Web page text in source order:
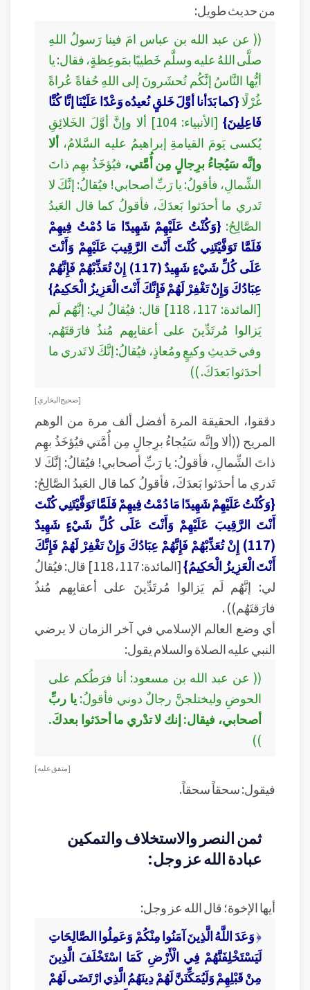
من حديث طويل:
(( عن عبد الله بن عباس امَ فينا رَسولُ اللهِ
صلَّى اللهُ عليه وسلَّم خَطيبًا بمَوعِظةٍ، فقال: يا
أيُّها النَّاسُ إنَّكُم تُحشَرونَ إلى اللهِ حُفاةً عُراةً
غُرْلًا{كما بَدَأنا أوَّلَ خَلقٍ نُعيدُه وَعْدًا عَلَيْنَا إنَّا كُنَّا
فَاعِلِينَ}
[الأنبياء: 104] ألا وإنَّ أوَّلَ الخَلائِقِ
يُكسى يَومَ القيامةِ إبراهيمُ عليه السَّلامُ، ألا
وإنَّه سَيُجاءُ برِجالٍ مِن أُمَّتي، فيُؤخَذُ بهِم ذاتَ
الشِّمالِ، فأقولُ: يا رَبِّ أصحابي! فيُقالُ: إنَّكَ لا
تَدري ما أحدَثوا بَعدَكَ، فأقولُ كما قال العَبدُ
الصَّالِحُ: {وَكُنْتُ عَلَيْهِمْ شَهِيدًا مَا دُمْتُ فِيهِمْ
فَلَمَّا تَوَفَّيْتَنِي كُنْتَ أَنْتَ الرَّقِيبَ عَلَيْهِمْ وَأَنْتَ
عَلَى كُلِّ شَيْءٍ شَهِيدٌ (117) إِنْ تُعَذِّبْهُمْ فَإِنَّهُمْ
عِبَادُكَ وَإِنْ تَغْفِرْ لَهُمْ فَإِنَّكَ أَنْتَ الْعَزِيزُ الْحَكِيمُ}
[المائدة: 117، 118] قال: فيُقالُ لي: إنَّهُم لَم
يَزالوا مُرتَدِّينَ على أعقابِهم مُنذُ فارَقتَهُم.
وفي حَديثِ وكيعٍ ومُعاذٍ، فيُقالُ: إنَّكَ لا تَدري ما
أحدَثوا بَعدَكَ. ))
[ صحيح البخاري ]
دققوا، الحقيقة المرة أفضل ألف مرة من الوهم
المريح ((ألا وإنَّه سَيُجاءُ برِجالٍ مِن أُمَّتي فيُؤخَذُ بهِم
ذاتَ الشِّمالِ، فأقولُ: يا رَبِّ أصحابي! فيُقالُ: إنَّكَ لا
تَدري ما أحدَثوا بَعدَكَ، فأقولُ كما قال العَبدُ الصَّالِحُ:
{وَكُنْتُ عَلَيْهِمْ شَهِيدًا مَا دُمْتُ فِيهِمْ فَلَمَّا تَوَفَّيْتَنِي كُنْتَ
أَنْتَ الرَّقِيبَ عَلَيْهِمْ وَأَنْتَ عَلَى كُلِّ شَيْءٍ شَهِيدٌ
(117) إِنْ تُعَذِّبْهُمْ فَإِنَّهُمْ عِبَادُكَ وَإِنْ تَغْفِرْ لَهُمْ فَإِنَّكَ
أَنْتَ الْعَزِيزُ الْحَكِيمُ}
[المائدة: 117، 118] قال: فيُقالُ
لي: إنَّهُم لَم يَزالوا مُرتَدِّينَ على أعقابِهم مُنذُ
فارَقتَهُم)) .
أي وضع العالم الإسلامي في آخر الزمان لا يرضي
النبي عليه الصلاة والسلام يقول:
(( عن عبد الله بن مسعود: أنا فرَطُكم على
الحوضِ وليختلجنَّ رجالٌ دوني فأقولُ:يا ربِّ
أصحابي، فيقال: إنك لا تدْري ما أحدَثوا بعدكَ.
))
[ متفق عليه ]
فيقول: سحقاً سحقاً.
ثمن النصر والاستخلاف والتمكين
عبادة الله عز وجل:
أيها الإخوة؛ قال الله عز وجل:
﴿وَعَدَ اللَّهُ الَّذِينَ آمَنُوا مِنْكُمْ وَعَمِلُوا الصَّالِحَاتِ
لَيَسْتَخْلِفَنَّهُمْ فِي الْأَرْضِ كَمَا اسْتَخْلَفَ الَّذِينَ
مِنْ قَبْلِهِمْ وَلَيُمَكِّنَنَّ لَهُمْ دِينَهُمُ الَّذِي ارْتَضَى لَهُمْ